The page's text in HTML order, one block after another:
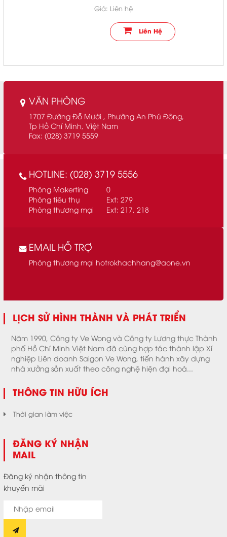
Giá: Liên hệ
Liên Hệ
VĂN PHÒNG
1707 Đường Đỗ Mười , Phường An Phú Đông,
Tp Hồ Chí Minh, Việt Nam
Fax: (028) 3719 5559
HOTLINE: (028) 3719 5556
Phòng Makerting
Phòng tiêu thụ
Phòng thương mại
0
Ext: 279
Ext: 217, 218
EMAIL HỖ TRỢ
Phòng thương mại hotrokhachhang@aone.vn
LỊCH SỬ HÌNH THÀNH VÀ PHÁT TRIỂN
Năm 1990, Công ty Ve Wong và Công ty Lương thực Thành
phố Hồ Chí Minh Việt Nam đã cùng hợp tác thành lập Xí
nghiệp Liên doanh Saigon Ve Wong, tiến hành xây dựng
nhà xưởng sản xuất theo công nghệ hiện đại hoá...
THÔNG TIN HỮU ÍCH
Thời gian làm việc
ĐĂNG KÝ NHẬN
MAIL
Đăng ký nhận thông tin
khuyến mãi